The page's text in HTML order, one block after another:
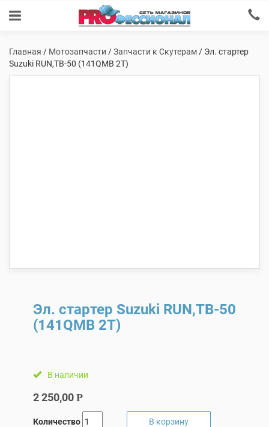
Главная / Мотозапчасти /Запчасти к Скутерам / Эл. стартер
Suzuki RUN,TB-50 (141QMB 2T)
Эл. стартер Suzuki RUN,TB-50
(141QMB 2T)
В наличии
2 250,00 Р
Количество
В корзину